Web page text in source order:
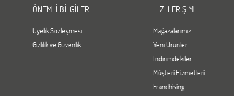
ÖNEMLİ BİLGİLER
Üyelik Sözleşmesi
Gizlilik ve Güvenlik
HIZLI ERİŞİM
Mağazalarımız
Yeni Ürünler
İndirimdekiler
Müşteri Hizmetleri
Franchising